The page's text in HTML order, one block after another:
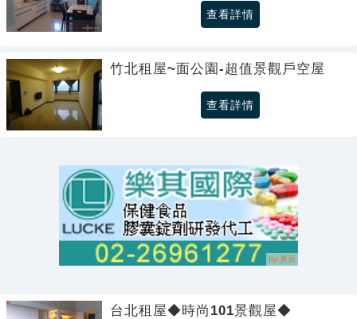
查看詳情
竹北租屋~面公園-超值景觀戶空屋
查看詳情
台北租屋◆時尚101景觀屋◆